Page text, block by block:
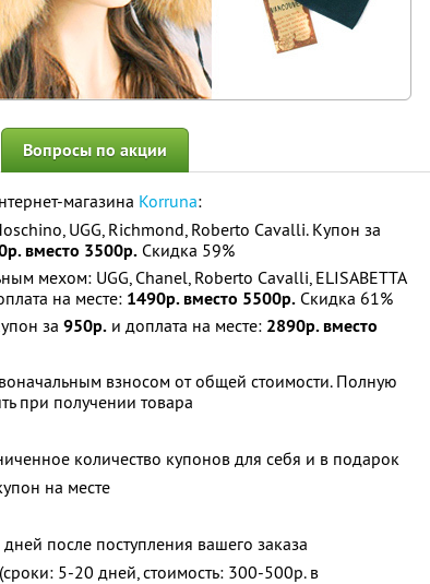
Вопросы по акции
магазина Korruna:
UGG, Richmond, Roberto Cavalli. Купон за
вместо 3500р. Скидка 59%
мехом: UGG, Chanel, Roberto Cavalli, ELISABETTA
на месте: 1490р. вместо 5500р. Скидка 61%
за 950р. и доплата на месте: 2890р. вместо
взносом от общей стоимости. Полную
при получении товара
количество купонов для себя и в подарок
на месте
после поступления вашего заказа
5-20 дней, стоимость: 300-500р. в